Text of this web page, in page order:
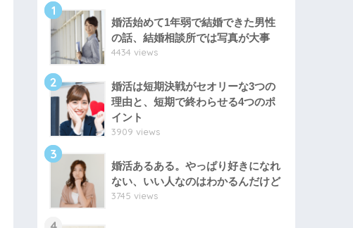
1
婚活始めて1年弱で結婚できた男性
の話、結婚相談所では写真が大事
4434 views
2
婚活は短期決戦がセオリーな3つの
理由と、短期で終わらせる4つのポ
イント
3909 views
3
婚活あるある。やっぱり好きになれ
ない、いい人なのはわかるんだけど
3745 views